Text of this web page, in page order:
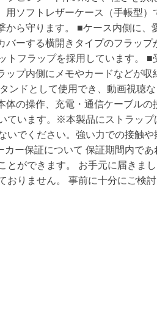
用ソフトレザーケース（手帳型
ら守ります。 ■ケース内側に、
ーする横開きタイプのフラップ
トフラップを採用しています。
プ内側にメモやカードなどが収
ンドとして使用でき、動画視聴
の操作、充電・通信ケーブルの
ています。※本製品にストラッ
でください。強い力での接触
ー保証について 保証期間内で
ができます。 お手元に届きま
りません。 事前に十分にご検